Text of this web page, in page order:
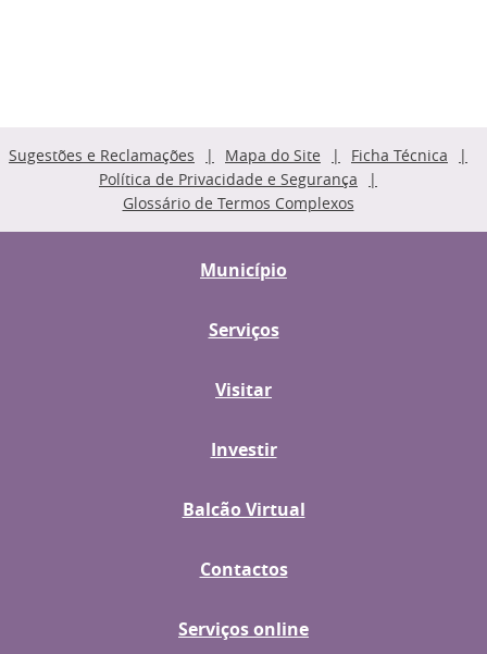
Sugestões e Reclamações Mapa do Site
Ficha Técnica
Política de Privacidade e Segurança
Glossário de Termos Complexos
Município
Serviços
Visitar
Investir
Balcão Virtual
Contactos
Serviços online